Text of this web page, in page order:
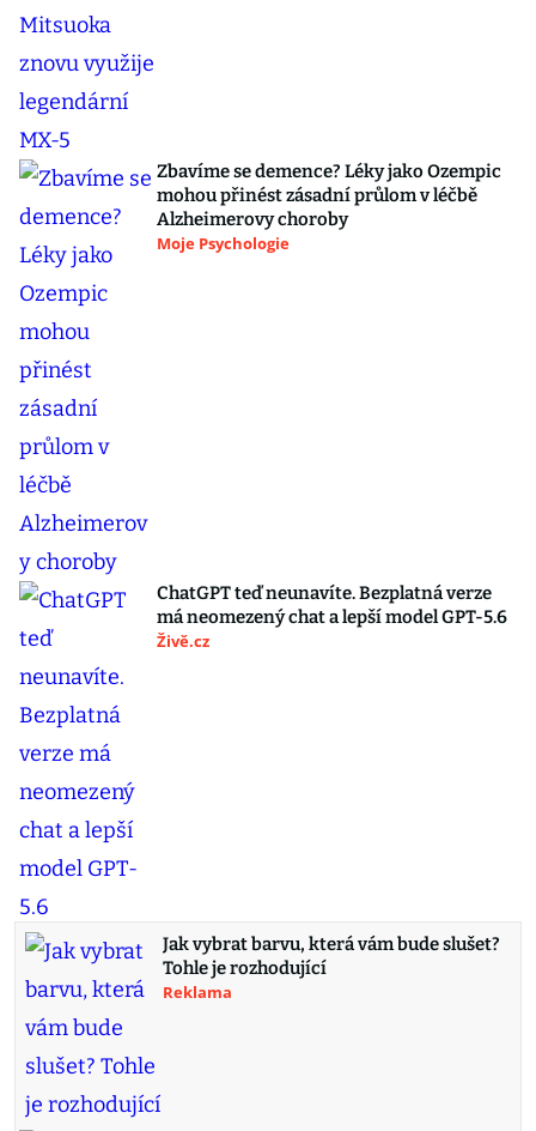
Zbavíme se demence? Léky jako Ozempic
mohou přinést zásadní průlom v léčbě
Alzheimerovy choroby
Moje Psychologie
ChatGPT teď neunavíte. Bezplatná verze
má neomezený chat a lepší model GPT-5.6
Živě.cz
Jak vybrat barvu, která vám bude slušet?
Tohle je rozhodující
Reklama